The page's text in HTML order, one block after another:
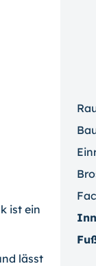
ist ein
lässt